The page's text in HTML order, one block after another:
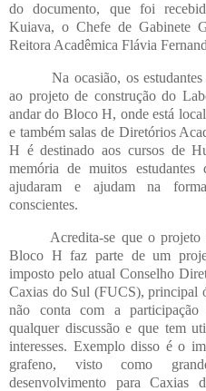
do documento, que foi
Kuiava, o Chefe de Gabinete
Reitora Acadêmica Flávia
Na ocasião, os
ao projeto de construção do
andar do Bloco H, onde está
e também salas de Diretórios
H é destinado aos cursos de
memória de muitos
ajudaram e ajudam na
conscientes.
Acredita-se que o
Bloco H faz parte de um
imposto pelo atual Conselho
Caxias do Sul (FUCS), principal
não conta com a participação
qualquer discussão e que tem
interesses. Exemplo disso é o
grafeno, visto como
desenvolvimento para